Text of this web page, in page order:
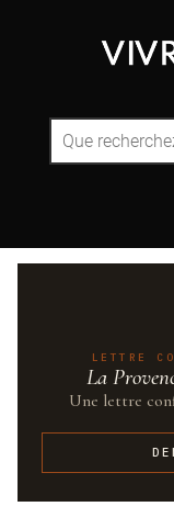
LETTRE
La
Une lettre